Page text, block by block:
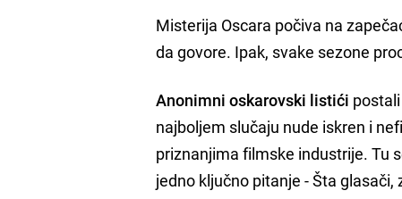
Misterija Oscara počiva na
da govore. Ipak, svake sezone
Anonimni oskarovski listići
najboljem slučaju nude iskren i
priznanjima filmske industrije. Tu
jedno ključno pitanje - Šta glasači,